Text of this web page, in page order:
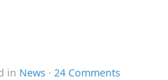
in News · 24 Comments